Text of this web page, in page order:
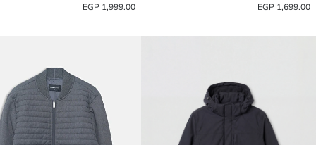
1,699.00 EGP
1,999.00 EGP